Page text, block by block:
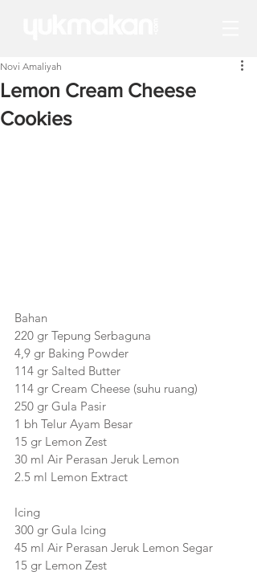
Lemon Cream Cheese
Cookies
Novi Amaliyah
Bahan
220 gr Tepung Serbaguna
4,9 gr Baking Powder
114 gr Salted Butter
114 gr Cream Cheese (suhu ruang)
250 gr Gula Pasir
1 bh Telur Ayam Besar
15 gr Lemon Zest
30 ml Air Perasan Jeruk Lemon
2.5 ml Lemon Extract
Icing
300 gr Gula Icing
45 ml Air Perasan Jeruk Lemon Segar
15 gr Lemon Zest